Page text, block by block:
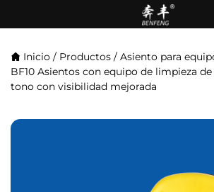
Inicio / Productos / Asiento para
BF10 Asientos con equipo de limpieza
tono con visibilidad mejorada